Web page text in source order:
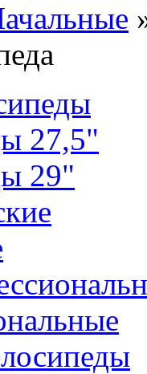
27,5"
29"